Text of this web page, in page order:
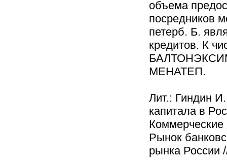
объема
посредников
петерб. Б.
кредитов. К
БАЛТОНЭКСИМ
МЕНАТЕП.
Лит.: Гиндин
капитала в
Рынок
рынка России